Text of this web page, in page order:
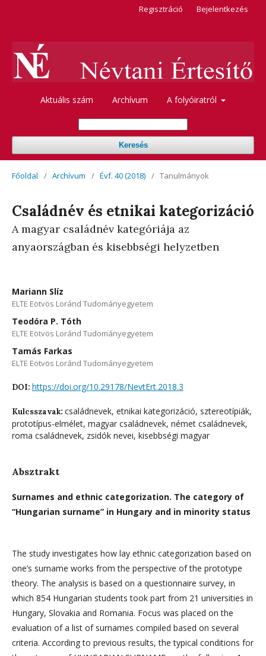
Aktuális szám Archívum A folyóiratról
Keresés
Regisztráció Bejelentkezés
Főoldal / Archívum / Évf. 40 (2018) / Tanulmányok
Családnév és etnikai kategorizáció
A magyar családnév kategóriája az
anyaországban és kisebbségi helyzetben
Mariann Slíz
ELTE Eötvös Loránd Tudományegyetem
Teodóra P. Tóth
ELTE Eötvös Loránd Tudományegyetem
Tamás Farkas
ELTE Eötvös Loránd Tudományegyetem
DOI: https://doi.org/10.29178/NevtErt.2018.3
Kulcsszavak: családnevek, etnikai kategorizáció, sztereotípiák,
prototípus-elmélet, magyar családnevek, német családnevek,
roma családnevek, zsidók nevei, kisebbségi magyar
Absztrakt
Surnames and ethnic categorization. The category of
“Hungarian surname” in Hungary and in minority status
The study investigates how lay ethnic categorization based on
one’s surname works from the perspective of the prototype
theory. The analysis is based on a questionnaire survey, in
which 854 Hungarian students took part from 21 universities in
Hungary, Slovakia and Romania. Focus was placed on the
evaluation of a list of surnames compiled based on several
criteria. According to previous results, the typical conditions for